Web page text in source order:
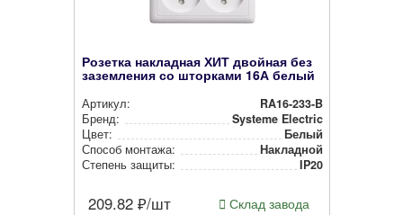
Розетка накладная ХИТ двойная без
заземления со шторками 16А белый
Артикул:
RA16-233-B
Бренд:
Systeme Electric
Цвет:
Белый
Способ монтажа:
Накладной
Степень защиты:
IP20
209.82 ₽/шт Склад завода